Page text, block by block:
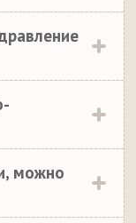
можно